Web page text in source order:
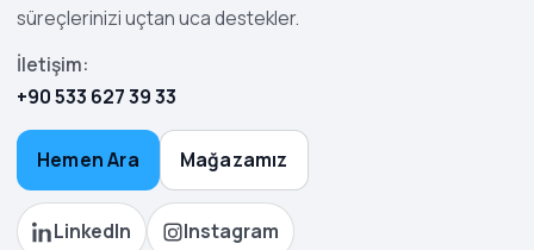
süreçlerinizi uçtan uca destekler.
İletişim:
+90 533 627 39 33
Hemen Ara Mağazamız
LinkedIn Instagram